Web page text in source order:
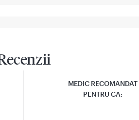
MEDIC RECOMANDAT
PENTRU CA: